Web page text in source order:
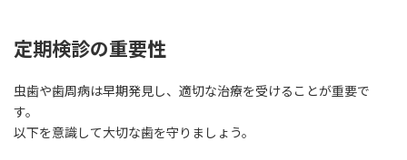
定期検診の重要性
虫歯や歯周病は早期発見し、適切な治療を受けることが重要で
す。
以下を意識して大切な歯を守りましょう。